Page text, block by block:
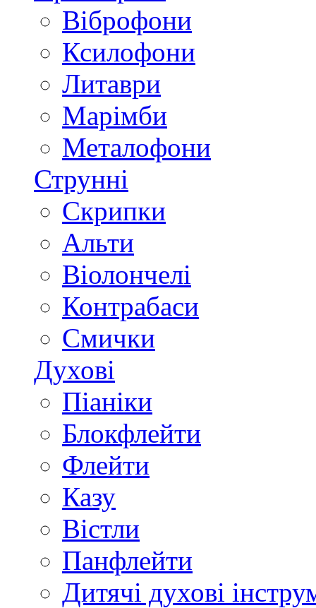
Віброфони
Ксилофони
Литаври
Марімби
Металофони
Струнні
Скрипки
Альти
Віолончелі
Контрабаси
Смички
Духові
Піаніки
Блокфлейти
Флейти
Казу
Вістли
Панфлейти
Дитячі духові